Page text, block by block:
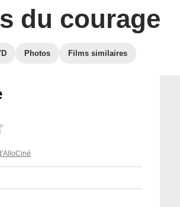
du courage
Photos Films similaires